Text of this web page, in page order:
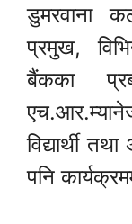
डुमरवाना
प्रमुख,
बैंकका
विद्यार्थी
पनि